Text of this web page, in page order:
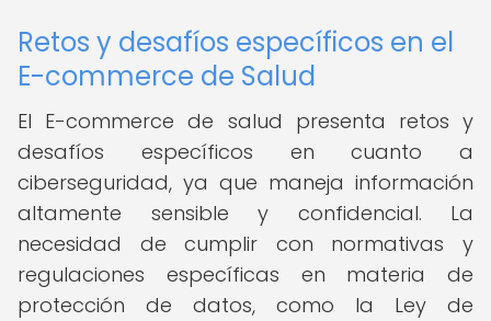
Retos y desafíos específicos en el
E-commerce de Salud
El E-commerce de salud presenta retos y
desafíos específicos en cuanto a
ciberseguridad, ya que maneja información
altamente sensible y confidencial. La
necesidad de cumplir con normativas y
regulaciones específicas en materia de
protección de datos, como la Ley de